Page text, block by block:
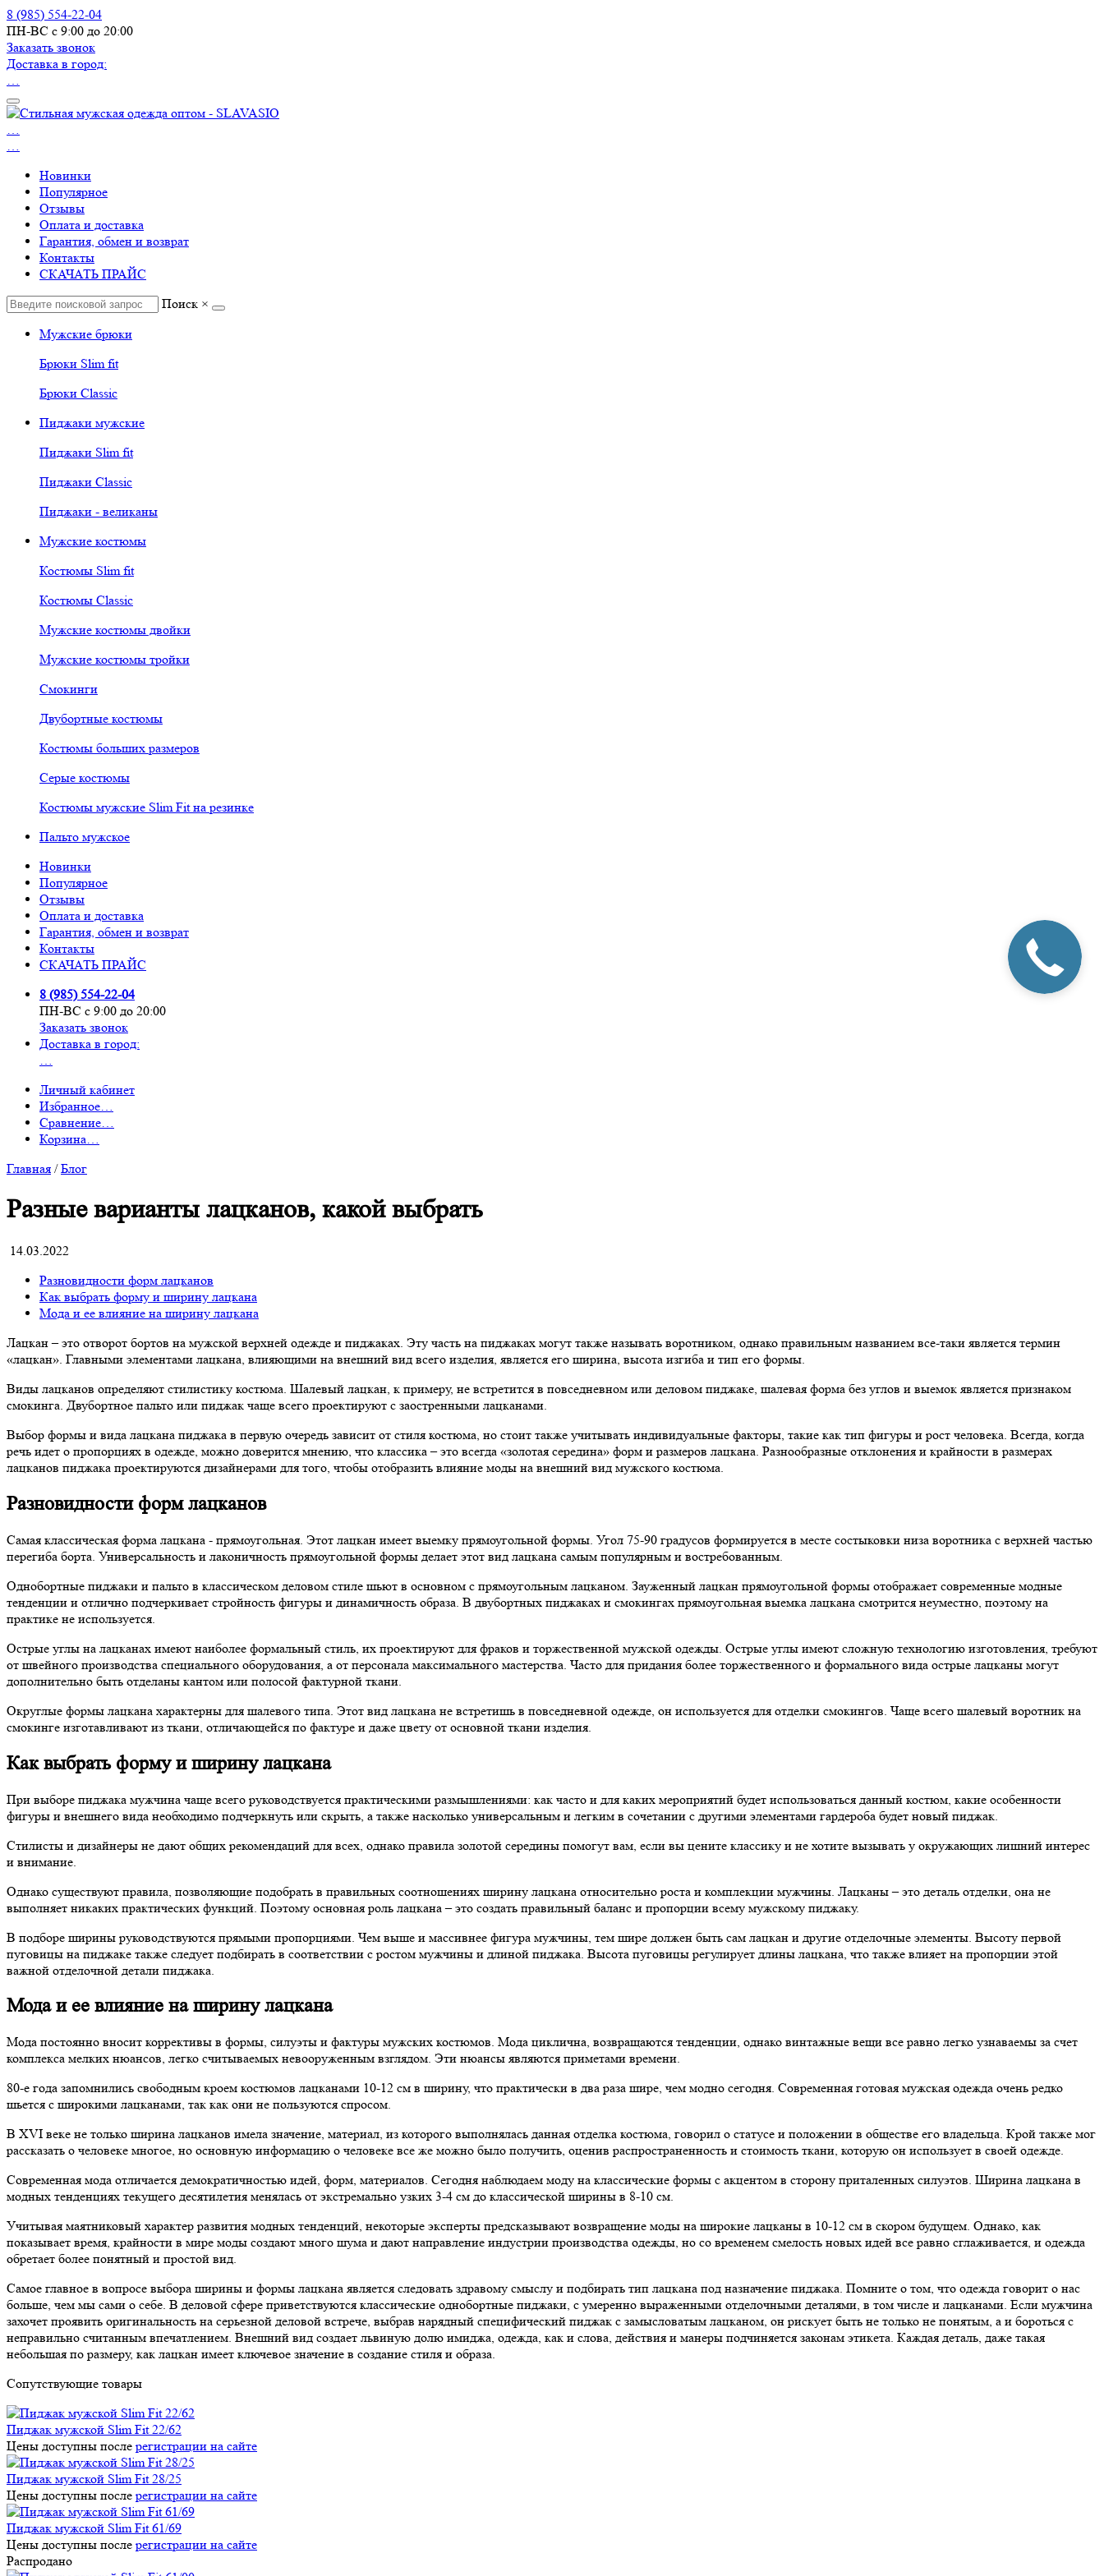
8 (985) 554-22-04
ПН-ВС с 9:00 до 20:00
Заказать звонок
Доставка в город:
…
…
…
Новинки
Популярное
Отзывы
Оплата и доставка
Гарантия, обмен и возврат
Контакты
СКАЧАТЬ ПРАЙС
Поиск ×
Мужские брюки
Брюки Slim fit
Брюки Classic
Пиджаки мужские
Пиджаки Slim fit
Пиджаки Classic
Пиджаки - великаны
Мужские костюмы
Костюмы Slim fit
Костюмы Classic
Мужские костюмы двойки
Мужские костюмы тройки
Смокинги
Двубортные костюмы
Костюмы больших размеров
Серые костюмы
Костюмы мужские Slim Fit на резинке
Пальто мужское
Новинки
Популярное
Отзывы
Оплата и доставка
Гарантия, обмен и возврат
Контакты
СКАЧАТЬ ПРАЙС
8 (985) 554-22-04
ПН-ВС с 9:00 до 20:00
Заказать звонок
Доставка в город:
…
Личный кабинет
Избранное…
Сравнение…
Корзина…
Главная /Блог
Разные варианты лацканов, какой выбрать
14.03.2022
Разновидности форм лацканов
Как выбрать форму и ширину лацкана
Мода и ее влияние на ширину лацкана
Лацкан – это отворот бортов на мужской верхней одежде и пиджаках. Эту часть на пиджаках могут также называть воротником, однако правильным названием все-таки является термин
«лацкан». Главными элементами лацкана, влияющими на внешний вид всего изделия, является его ширина, высота изгиба и тип его формы.
Виды лацканов определяют стилистику костюма. Шалевый лацкан, к примеру, не встретится в повседневном или деловом пиджаке, шалевая форма без углов и выемок является признаком
смокинга. Двубортное пальто или пиджак чаще всего проектируют с заостренными лацканами.
Выбор формы и вида лацкана пиджака в первую очередь зависит от стиля костюма, но стоит также учитывать индивидуальные факторы, такие как тип фигуры и рост человека. Всегда, когда
речь идет о пропорциях в одежде, можно доверится мнению, что классика – это всегда «золотая середина» форм и размеров лацкана. Разнообразные отклонения и крайности в размерах
лацканов пиджака проектируются дизайнерами для того, чтобы отобразить влияние моды на внешний вид мужского костюма.
Разновидности форм лацканов
Самая классическая форма лацкана - прямоугольная. Этот лацкан имеет выемку прямоугольной формы. Угол 75-90 градусов формируется в месте состыковки низа воротника с верхней частью
перегиба борта. Универсальность и лаконичность прямоугольной формы делает этот вид лацкана самым популярным и востребованным.
Однобортные пиджаки и пальто в классическом деловом стиле шьют в основном с прямоугольным лацканом. Зауженный лацкан прямоугольной формы отображает современные модные
тенденции и отлично подчеркивает стройность фигуры и динамичность образа. В двубортных пиджаках и смокингах прямоугольная выемка лацкана смотрится неуместно, поэтому на
практике не используется.
Острые углы на лацканах имеют наиболее формальный стиль, их проектируют для фраков и торжественной мужской одежды. Острые углы имеют сложную технологию изготовления, требуют
от швейного производства специального оборудования, а от персонала максимального мастерства. Часто для придания более торжественного и формального вида острые лацканы могут
дополнительно быть отделаны кантом или полосой фактурной ткани.
Округлые формы лацкана характерны для шалевого типа. Этот вид лацкана не встретишь в повседневной одежде, он используется для отделки смокингов. Чаще всего шалевый воротник на
смокинге изготавливают из ткани, отличающейся по фактуре и даже цвету от основной ткани изделия.
Как выбрать форму и ширину лацкана
При выборе пиджака мужчина чаще всего руководствуется практическими размышлениями: как часто и для каких мероприятий будет использоваться данный костюм, какие особенности
фигуры и внешнего вида необходимо подчеркнуть или скрыть, а также насколько универсальным и легким в сочетании с другими элементами гардероба будет новый пиджак.
Стилисты и дизайнеры не дают общих рекомендаций для всех, однако правила золотой середины помогут вам, если вы цените классику и не хотите вызывать у окружающих лишний интерес
и внимание.
Однако существуют правила, позволяющие подобрать в правильных соотношениях ширину лацкана относительно роста и комплекции мужчины. Лацканы – это деталь отделки, она не
выполняет никаких практических функций. Поэтому основная роль лацкана – это создать правильный баланс и пропорции всему мужскому пиджаку.
В подборе ширины руководствуются прямыми пропорциями. Чем выше и массивнее фигура мужчины, тем шире должен быть сам лацкан и другие отделочные элементы. Высоту первой
пуговицы на пиджаке также следует подбирать в соответствии с ростом мужчины и длиной пиджака. Высота пуговицы регулирует длины лацкана, что также влияет на пропорции этой
важной отделочной детали пиджака.
Мода и ее влияние на ширину лацкана
Мода постоянно вносит коррективы в формы, силуэты и фактуры мужских костюмов. Мода циклична, возвращаются тенденции, однако винтажные вещи все равно легко узнаваемы за счет
комплекса мелких нюансов, легко считываемых невооруженным взглядом. Эти нюансы являются приметами времени.
80-е года запомнились свободным кроем костюмов лацканами 10-12 см в ширину, что практически в два раза шире, чем модно сегодня. Современная готовая мужская одежда очень редко
шьется с широкими лацканами, так как они не пользуются спросом.
В XVI веке не только ширина лацканов имела значение, материал, из которого выполнялась данная отделка костюма, говорил о статусе и положении в обществе его владельца. Крой также мог
рассказать о человеке многое, но основную информацию о человеке все же можно было получить, оценив распространенность и стоимость ткани, которую он использует в своей одежде.
Современная мода отличается демократичностью идей, форм, материалов. Сегодня наблюдаем моду на классические формы с акцентом в сторону приталенных силуэтов. Ширина лацкана в
модных тенденциях текущего десятилетия менялась от экстремально узких 3-4 см до классической ширины в 8-10 см.
Учитывая маятниковый характер развития модных тенденций, некоторые эксперты предсказывают возвращение моды на широкие лацканы в 10-12 см в скором будущем. Однако, как
показывает время, крайности в мире моды создают много шума и дают направление индустрии производства одежды, но со временем смелость новых идей все равно сглаживается, и одежда
обретает более понятный и простой вид.
Самое главное в вопросе выбора ширины и формы лацкана является следовать здравому смыслу и подбирать тип лацкана под назначение пиджака. Помните о том, что одежда говорит о нас
больше, чем мы сами о себе. В деловой сфере приветствуются классические однобортные пиджаки, с умеренно выраженными отделочными деталями, в том числе и лацканами. Если мужчина
захочет проявить оригинальность на серьезной деловой встрече, выбрав нарядный специфический пиджак с замысловатым лацканом, он рискует быть не только не понятым, а и бороться с
неправильно считанным впечатлением. Внешний вид создает львиную долю имиджа, одежда, как и слова, действия и манеры подчиняется законам этикета. Каждая деталь, даже такая
небольшая по размеру, как лацкан имеет ключевое значение в создание стиля и образа.
Сопутствующие товары
Пиджак мужской Slim Fit 22/62
Цены доступны после регистрации на сайте
Пиджак мужской Slim Fit 28/25
Цены доступны после регистрации на сайте
Пиджак мужской Slim Fit 61/69
Цены доступны после регистрации на сайте
Распродано